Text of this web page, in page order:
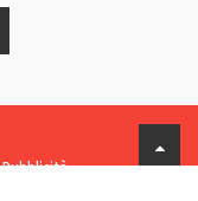
Pubblicità